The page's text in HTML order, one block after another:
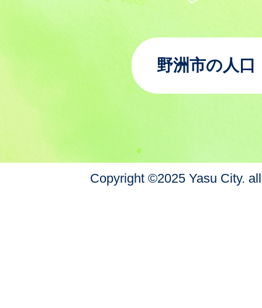
野洲市の人口
Copyright ©2025 Yasu City.